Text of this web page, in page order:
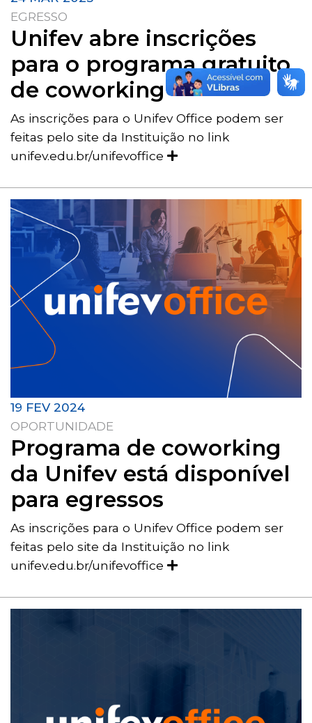
EGRESSO
Unifev abre inscrições
para o programa gratuito
de coworking
As inscrições para o Unifev Office podem ser
feitas pelo site da Instituição no link
unifev.edu.br/unifevoffice
19 FEV 2024
OPORTUNIDADE
Programa de coworking
da Unifev está disponível
para egressos
As inscrições para o Unifev Office podem ser
feitas pelo site da Instituição no link
unifev.edu.br/unifevoffice